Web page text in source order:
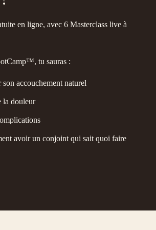
en ligne, avec 6 Masterclass live à
tu sauras :
son accouchement naturel
la douleur
avoir un conjoint qui sait quoi faire